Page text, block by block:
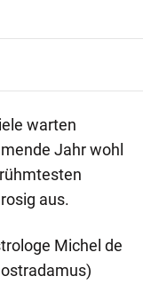
warten
Jahr wohl
aus.
Michel de